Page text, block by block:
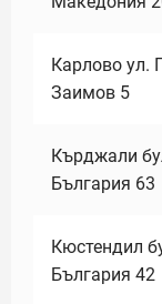
Карлово ул.
Заимов 5
Кърджали
България 63
Кюстендил
България 42